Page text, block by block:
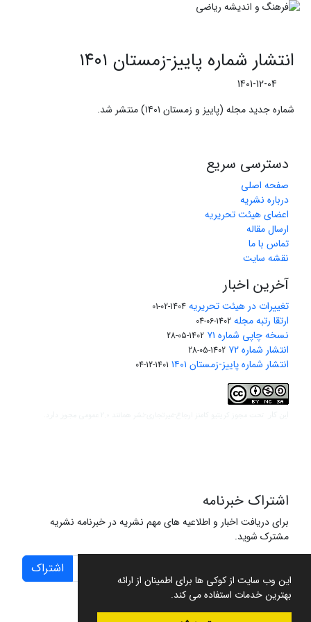
این وب سایت از کوکی ها برای اطمینان از ارائه
بهترین خدمات استفاده می کند.
انتشار شماره پاییز-زمستان ۱۴۰۱
1401-12-04
شماره جدید مجله (پاییز و زمستان ۱۴۰۱) منتشر شد.
دسترسی سریع
صفحه اصلی
درباره نشریه
اعضای هیئت تحریریه
ارسال مقاله
تماس با ما
نقشه سایت
آخرین اخبار
تغییرات در هیئت تحریریه 1404-02-01
ارتقا رتبه مجله 1402-06-04
نسخه چاپی شماره ۷۱ 1402-05-28
انتشار شماره ۷۲ 1402-05-28
انتشار شماره پاییز-زمستان ۱۴۰۱ 1401-12-04
اشتراک خبرنامه
برای دریافت اخبار و اطلاعیه های مهم نشریه در خبرنامه نشریه
مشترک شوید.
اشتراک